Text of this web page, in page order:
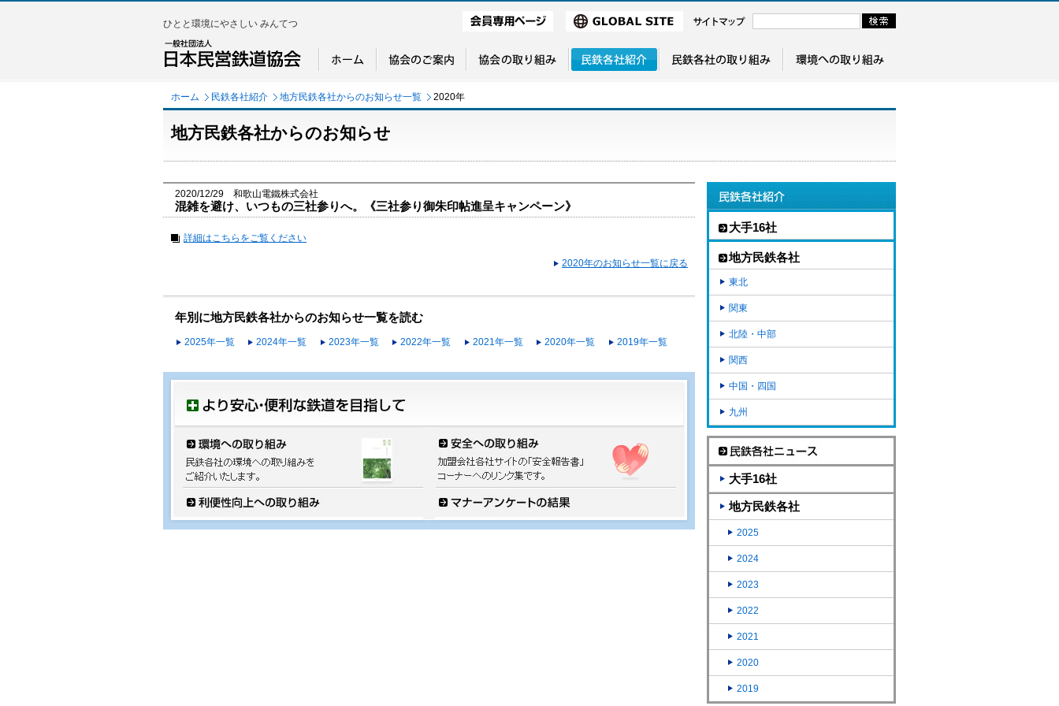
ひとと環境にやさしい みんてつ
ホーム 民鉄各社紹介 地方民鉄各社からのお知らせ一覧 2020年
地方民鉄各社からのお知らせ
2020/12/29 和歌山電鐵株式会社
混雑を避け、いつもの三社参りへ。《三社参り御朱印帖進呈キャンペーン》
詳細はこちらをご覧ください
2020年のお知らせ一覧に戻る
年別に地方民鉄各社からのお知らせ一覧を読む
2025年一覧 2024年一覧 2023年一覧 2022年一覧 2021年一覧 2020年一覧 2019年一覧
大手16社
地方民鉄各社
東北
関東
北陸・中部
関西
中国・四国
九州
大手16社
地方民鉄各社
2025
2024
2023
2022
2021
2020
2019